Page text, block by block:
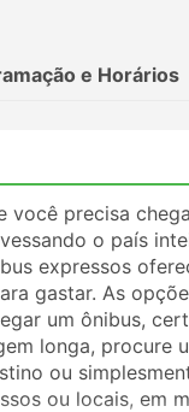
e Horários
precisa
o país
expressos
gastar. As
um ônibus,
longa, procure
ou
ou locais, em